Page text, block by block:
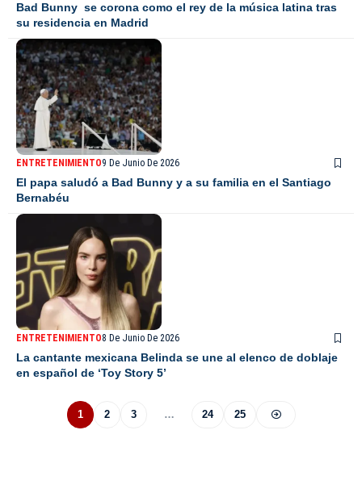
Bad Bunny se corona como el rey de la música latina tras
su residencia en Madrid
ENTRETENIMIENTO9 De Junio De 2026
El papa saludó a Bad Bunny y a su familia en el Santiago
Bernabéu
ENTRETENIMIENTO8 De Junio De 2026
La cantante mexicana Belinda se une al elenco de doblaje
en español de ‘Toy Story 5’
1 2 3 … 24 25